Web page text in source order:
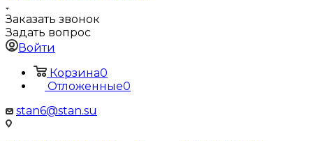
Заказать звонок
Задать вопрос
Войти
Корзина0
Отложенные0
stan6@stan.su